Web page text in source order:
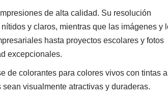
de alta calidad. Su resolución
y claros, mientras que las imágenes y
hasta proyectos escolares y fotos
excepcionales.
de colorantes para colores vivos con tintas a
visualmente atractivas y duraderas.